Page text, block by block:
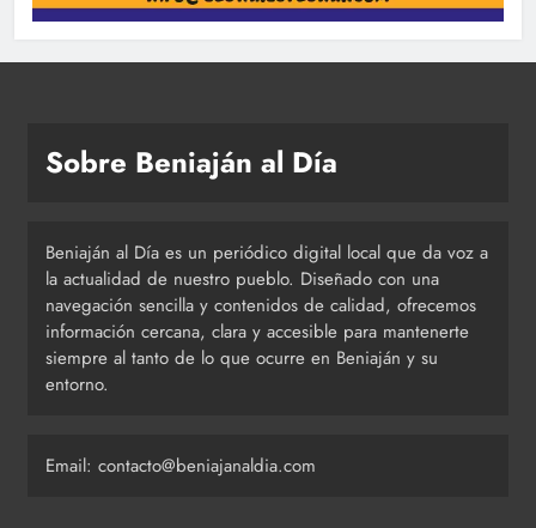
Sobre Beniaján al Día
Beniaján al Día es un periódico digital local que da voz a
la actualidad de nuestro pueblo. Diseñado con una
navegación sencilla y contenidos de calidad, ofrecemos
información cercana, clara y accesible para mantenerte
siempre al tanto de lo que ocurre en Beniaján y su
entorno.
Email: contacto@beniajanaldia.com